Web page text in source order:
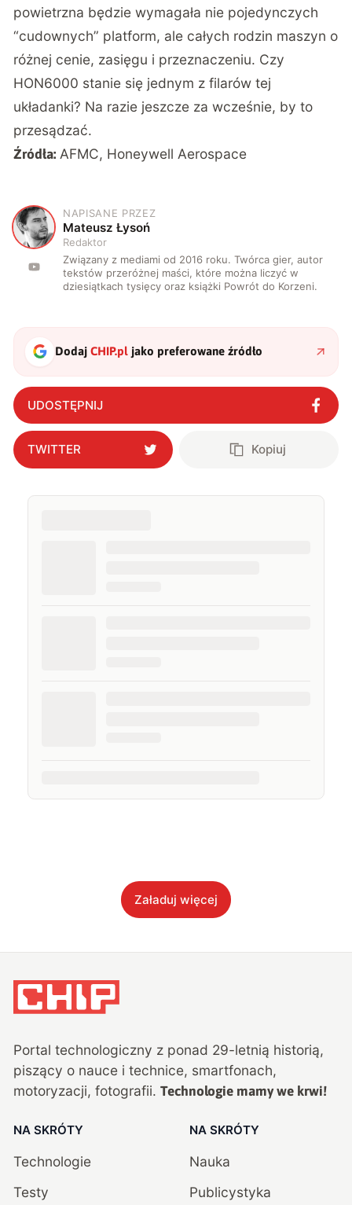
powietrzna będzie wymagała nie pojedynczych
“cudownych” platform, ale całych rodzin maszyn o
różnej cenie, zasięgu i przeznaczeniu. Czy
HON6000 stanie się jednym z filarów tej
układanki? Na razie jeszcze za wcześnie, by to
przesądzać.
Źródła: AFMC, Honeywell Aerospace
M
NAPISANE PRZEZ
Mateusz Łysoń
Redaktor
Związany z mediami od 2016 roku. Twórca gier, autor
tekstów przeróżnej maści, które można liczyć w
dziesiątkach tysięcy oraz książki Powrót do Korzeni.
DodajCHIP.pl jako preferowane źródło
UDOSTĘPNIJ
TWITTER Kopiuj
Załaduj więcej
Portal technologiczny z ponad 29-letnią historią,
piszący o nauce i technice, smartfonach,
motoryzacji, fotografii. Technologie mamy we krwi!
NA SKRÓTY
Technologie
Testy
NA SKRÓTY
Nauka
Publicystyka